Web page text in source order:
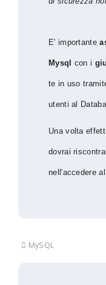
E' importante
Mysql con i
te in uso
utenti al
Una volta
dovrai
nell'accedere
MySQL